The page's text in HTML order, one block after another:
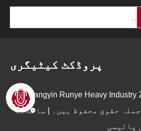
پروڈکٹ کیٹیگری
Jiangyin Runye Heavy Industry
سائٹ کا
پالیسی